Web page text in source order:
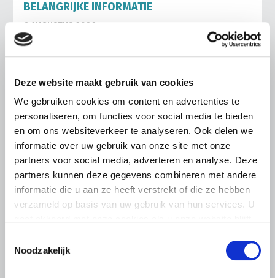
Deze website maakt gebruik van cookies
We gebruiken cookies om content en advertenties te
personaliseren, om functies voor social media te bieden
en om ons websiteverkeer te analyseren. Ook delen we
informatie over uw gebruik van onze site met onze
partners voor social media, adverteren en analyse. Deze
partners kunnen deze gegevens combineren met andere
informatie die u aan ze heeft verstrekt of die ze hebben
verzameld op basis van uw gebruik van hun services. U
Noodzakelijk
BELANGRIJKE INFORMATIE
6 AUGUSTUS 2026
LTO sluit aan bij demonstratie tegen
dreigende onteigening
leden op om op vrijdagochtend 14 augustus massaal naar
het voorplein van het provinciehuis in Den Bosch te
komen…
Lees meer